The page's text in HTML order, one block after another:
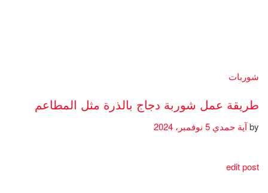
شوربات
طريقة عمل شوربة دجاج بالذرة مثل المطاعم
byآية حمدي
edit post